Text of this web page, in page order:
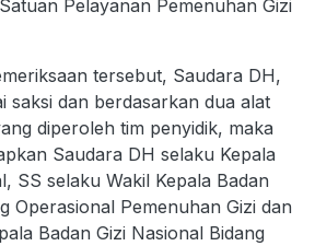
Pelayanan Pemenuhan Gizi
tersebut, Saudara DH,
saksi dan berdasarkan dua alat
diperoleh tim penyidik, maka
Saudara DH selaku Kepala
SS selaku Wakil Kepala Badan
Operasional Pemenuhan Gizi dan
Badan Gizi Nasional Bidang